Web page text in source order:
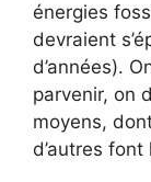
énergies
devraient
d’années).
parvenir, on
moyens,
d’autres